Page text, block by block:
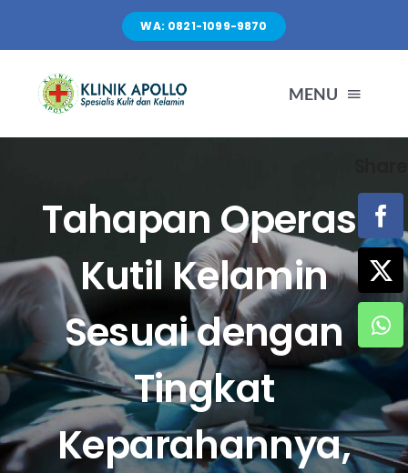
content
WA: 0821-1099-9870
MENU
LAYANAN
FASILITAS
ARTIKEL
HUBUNGI KAMI
Search
Tahapan Operasi
Kutil Kelamin
Sesuai dengan
Tingkat
Keparahannya,